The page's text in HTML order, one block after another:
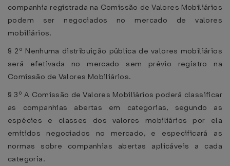
companhia registrada na Comissão de Valores Mobiliários
podem ser negociados no mercado de valores
mobiliários.
§ 2º Nenhuma distribuição pública de valores mobiliários
será efetivada no mercado sem prévio registro na
Comissão de Valores Mobiliários.
§ 3º A Comissão de Valores Mobiliários poderá classificar
as companhias abertas em categorias, segundo as
espécies e classes dos valores mobiliários por ela
emitidos negociados no mercado, e especificará as
normas sobre companhias abertas aplicáveis a cada
categoria.